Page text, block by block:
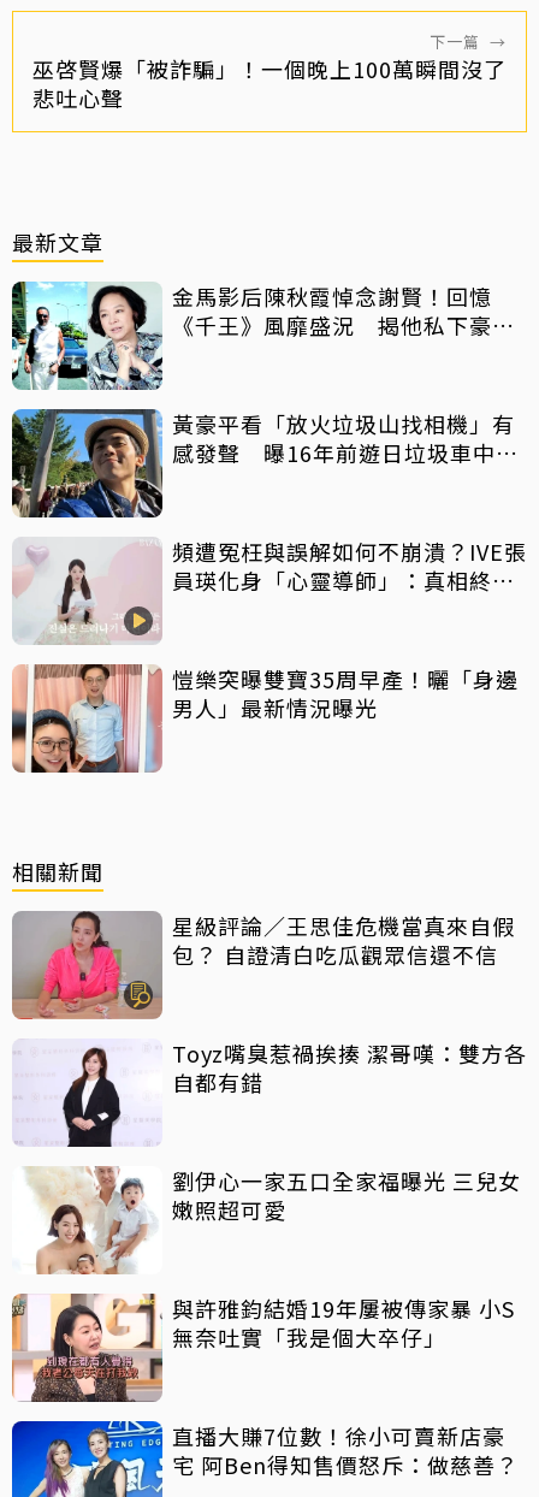
下一篇 →
巫啓賢爆「被詐騙」！一個晚上100萬瞬間沒了
悲吐心聲
最新文章
金馬影后陳秋霞悼念謝賢！回憶
《千王》風靡盛況 揭他私下豪爽
黃豪平看「放火垃圾山找相機」有
感發聲 曝16年前遊日垃圾車中含
頻遭冤枉與誤解如何不崩潰？IVE張
員瑛化身「心靈導師」：真相終會
愷樂突曝雙寶35周早產！曬「身邊
男人」最新情況曝光
相關新聞
星級評論／王思佳危機當真來自假
包？ 自證清白吃瓜觀眾信還不信
Toyz嘴臭惹禍挨揍 潔哥嘆：雙方各
自都有錯
劉伊心一家五口全家福曝光 三兒女
嫩照超可愛
與許雅鈞結婚19年屢被傳家暴 小S
無奈吐實「我是個大卒仔」
直播大賺7位數！徐小可賣新店豪
宅 阿Ben得知售價怒斥：做慈善？